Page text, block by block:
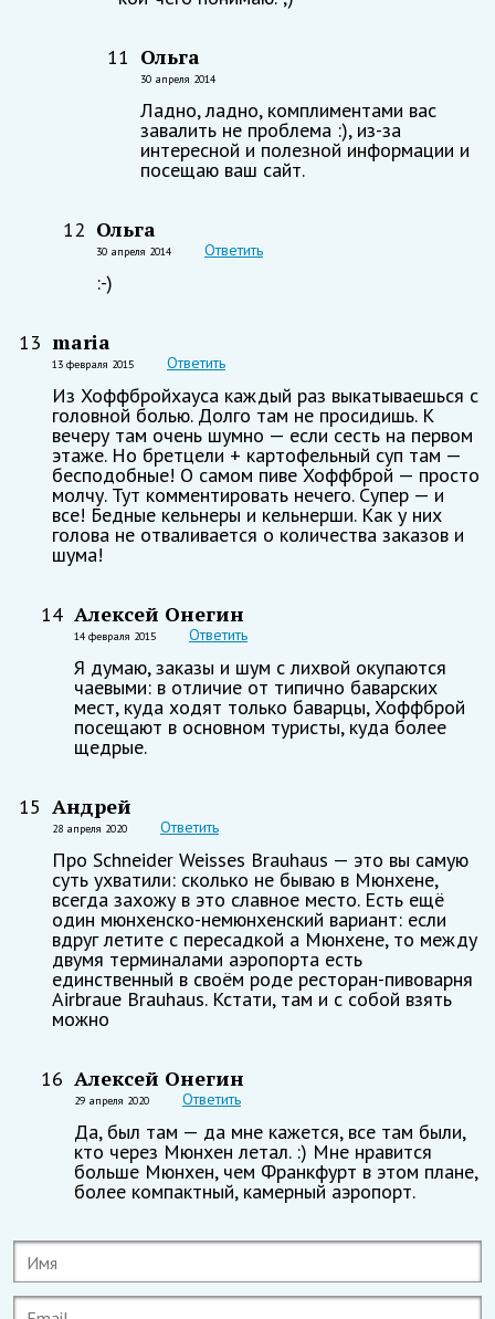
11 Ольга
30 апреля 2014
Ладно, ладно, комплиментами вас
завалить не проблема :), из-за
интересной и полезной информации и
посещаю ваш сайт.
12 Ольга
30 апреля 2014 Ответить
:-)
13 maria
13 февраля 2015 Ответить
Из Хоффбройхауса каждый раз выкатываешься с
головной болью. Долго там не просидишь. К
вечеру там очень шумно — если сесть на первом
этаже. Но бретцели + картофельный суп там —
бесподобные! О самом пиве Хоффброй — просто
молчу. Тут комментировать нечего. Супер — и
все! Бедные кельнеры и кельнерши. Как у них
голова не отваливается о количества заказов и
шума!
14 Алексей Онегин
14 февраля 2015 Ответить
Я думаю, заказы и шум с лихвой окупаются
чаевыми: в отличие от типично баварских
мест, куда ходят только баварцы, Хоффброй
посещают в основном туристы, куда более
щедрые.
15 Андрей
28 апреля 2020 Ответить
Про Schneider Weisses Brauhaus — это вы самую
суть ухватили: сколько не бываю в Мюнхене,
всегда захожу в это славное место. Есть ещё
один мюнхенско-немюнхенский вариант: если
вдруг летите с пересадкой а Мюнхене, то между
двумя терминалами аэропорта есть
единственный в своём роде ресторан-пивоварня
Airbraue Brauhaus. Кстати, там и с собой взять
можно
16 Алексей Онегин
29 апреля 2020 Ответить
Да, был там — да мне кажется, все там были,
кто через Мюнхен летал. :) Мне нравится
больше Мюнхен, чем Франкфурт в этом плане,
более компактный, камерный аэропорт.